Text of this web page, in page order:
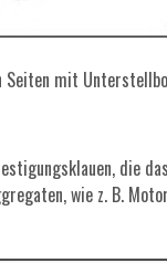
Seiten mit
die
wie z. B.